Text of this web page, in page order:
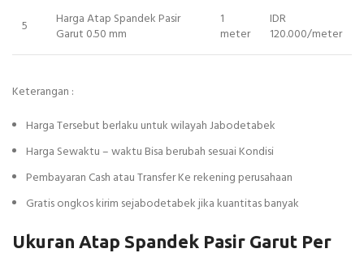
5
Harga Atap Spandek Pasir
Garut 0.50 mm
1
meter
IDR
120.000/meter
Keterangan :
Harga Tersebut berlaku untuk wilayah Jabodetabek
Harga Sewaktu – waktu Bisa berubah sesuai Kondisi
Pembayaran Cash atau Transfer Ke rekening perusahaan
Gratis ongkos kirim sejabodetabek jika kuantitas banyak
Ukuran Atap Spandek Pasir Garut Per